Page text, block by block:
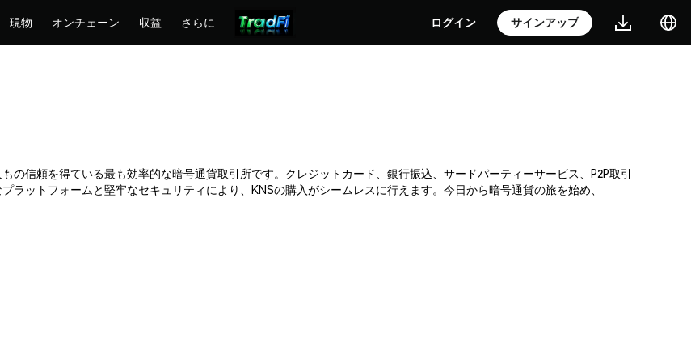
現物 オンチェーン 収益 さらに ログイン サインアップ
の信頼を得ている最も効率的な暗号通貨取引所です。クレジットカード、銀行振込、サードパーティーサービス、P2P取引
ラットフォームと堅牢なセキュリティにより、KNSの購入がシームレスに行えます。今日から暗号通貨の旅を始め、